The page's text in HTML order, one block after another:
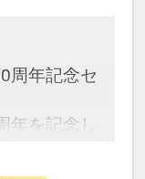
周年記念セ
を記念し